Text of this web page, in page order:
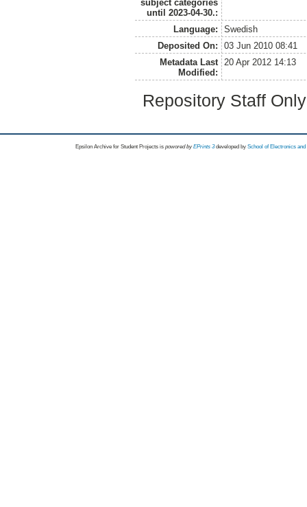
subject categories
until 2023-04-30.:
Language:
Swedish
Deposited On:
03 Jun 2010 08:41
Metadata Last
Modified:
20 Apr 2012 14:13
Repository Staff
Epsilon Archive for Student Projects is powored byEPrints 3 developed by School of Electronics